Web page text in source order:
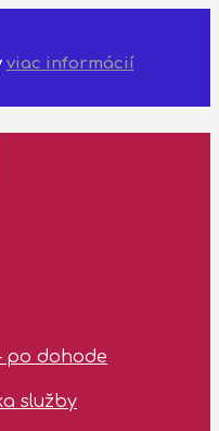
viac informácií
po dohode
služby